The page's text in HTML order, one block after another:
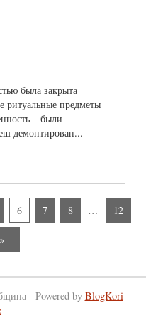
была закрыта
ритуальные предметы
– были
демонтирован...
6 7 8 … 12
- Powered by BlogKori